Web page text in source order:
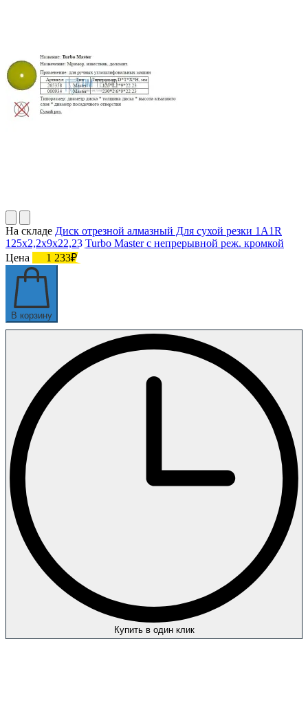
На складе Диск отрезной алмазный Для сухой резки 1A1R
125х2,2х9х22,23 Turbo Master с непрерывной реж. кромкой
Цена
1 233₽
В корзину
Купить в один клик